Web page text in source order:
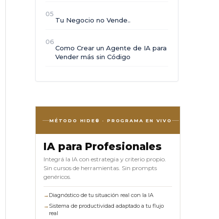
05
Tu Negocio no Vende..
06
Como Crear un Agente de IA para
Vender más sin Código
MÉTODO HIDE® · PROGRAMA EN VIVO
IA para Profesionales
Integrá la IA con estrategia y criterio propio.
Sin cursos de herramientas. Sin prompts
genéricos.
→ Diagnóstico de tu situación real con la IA
→ Sistema de productividad adaptado a tu flujo
real